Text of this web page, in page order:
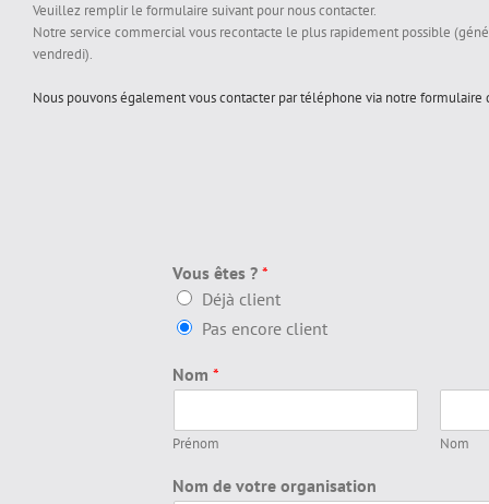
Veuillez remplir le formulaire suivant pour nous contacter.
Notre service commercial vous recontacte le plus rapidement possible
vendredi).
Nous pouvons également vous contacter par téléphone via notre formulaire
Vous êtes ?*
Déjà client
Pas encore client
*
s
r
v
c
Nom*
Prénom Nom
Nom de votre organisation